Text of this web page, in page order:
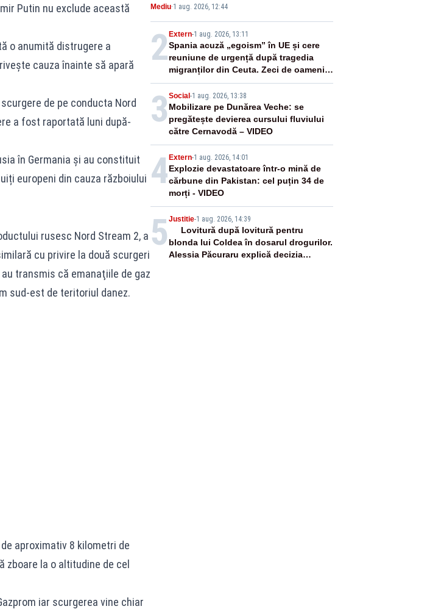
Putin nu exclude această
o anumită distrugere a
cauza înainte să apară
de pe conducta Nord
a fost raportată luni după-
în Germania și au constituit
europeni din cauza războiului
rusesc Nord Stream 2, a
cu privire la două scurgeri
transmis că emanaţiile de gaz
sud-est de teritoriul danez.
aproximativ 8 kilometri de
zboare la o altitudine de cel
iar scurgerea vine chiar
silvicultori se luptă cu flăcările - VIDEO
Mediu·1 aug. 2026, 12:44
2Extern-1 aug. 2026, 13:11
Spania acuză „egoism” în UE și cere
reuniune de urgență după tragedia
migranților din Ceuta. Zeci de oameni
au murit
3 Social-1 aug. 2026, 13:38
Mobilizare pe Dunărea Veche: se
pregătește devierea cursului fluviului
către Cernavodă – VIDEO
4Extern-1 aug. 2026, 14:01
Explozie devastatoare într-o mină de
cărbune din Pakistan: cel puțin 34 de
morți - VIDEO
5 Justitie-1 aug. 2026, 14:39
Lovitură după lovitură pentru
blonda lui Coldea în dosarul drogurilor.
Alessia Păcuraru explică decizia